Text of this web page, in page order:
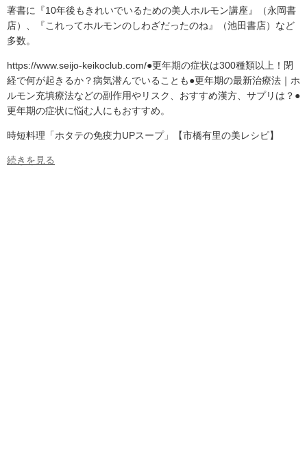
著書に『10年後もきれいでいるための美人ホルモン講座』（永岡書
店）、『これってホルモンのしわざだったのね』（池田書店）など
多数。
https://www.seijo-keikoclub.com/●更年期の症状は300種類以上！閉
経で何が起きるか？病気潜んでいることも●更年期の最新治療法｜ホ
ルモン充填療法などの副作用やリスク、おすすめ漢方、サプリは？●
更年期の症状に悩む人にもおすすめ。
時短料理「ホタテの免疫力UPスープ」【市橋有里の美レシピ】
続きを見る